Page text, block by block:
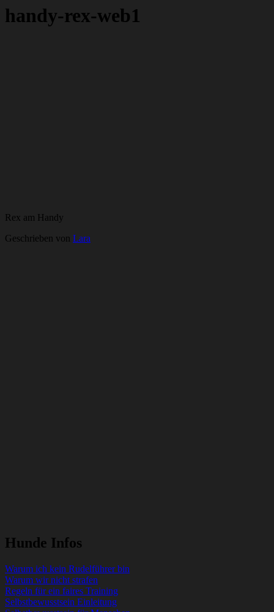
handy-rex-web1
Rex am Handy
Geschrieben von Lara
Hunde Infos
Warum ich kein Rudelführer bin
Warum wir nicht strafen
Regeln für ein faires Training
Selbstbewusstsein Einleitung